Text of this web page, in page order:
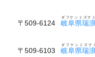
〒509-6124 岐阜県瑞
ギフケンミズナ
〒509-6103 岐阜県瑞
ギフケンミズナ